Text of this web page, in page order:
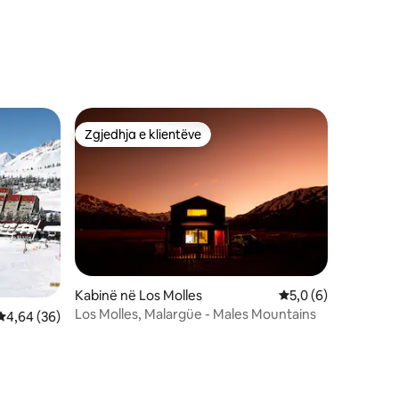
mesatar 4,64 nga 5, 36 vlerësime
4,64 (36)
Zgjedhja e klientëve
Zgjedhja e klientëve
Kabinë në Los Molles Vlerësimi mesatar
5,0 (6)
Los Molles, Malargüe - Males Mountains